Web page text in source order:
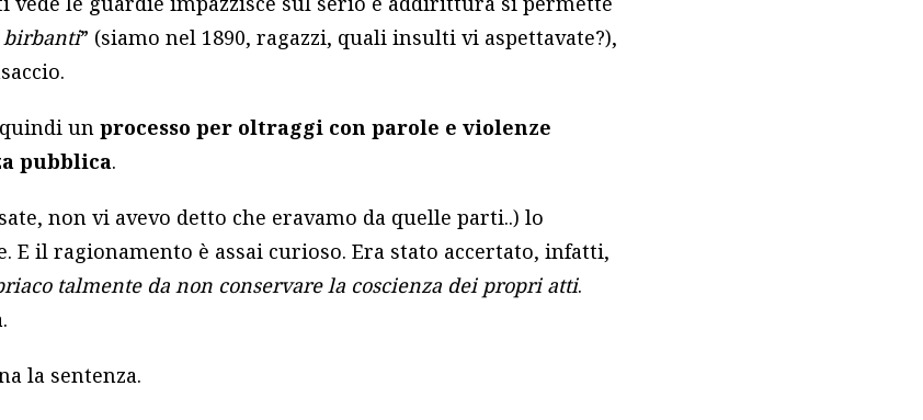
birbanti” (siamo nel 1890, ragazzi, quali insulti vi aspettavate?),
un processo per oltraggi con parole e violenze
pubblica.
non vi avevo detto che eravamo da quelle parti..) lo
E il ragionamento è assai curioso. Era stato accertato, infatti,
talmente da non conservare la coscienza dei propri atti.
la sentenza.